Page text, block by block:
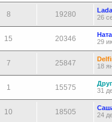
8 19280
26
15 20346
29
7 25847
18
1 15575
31
10 18505
24